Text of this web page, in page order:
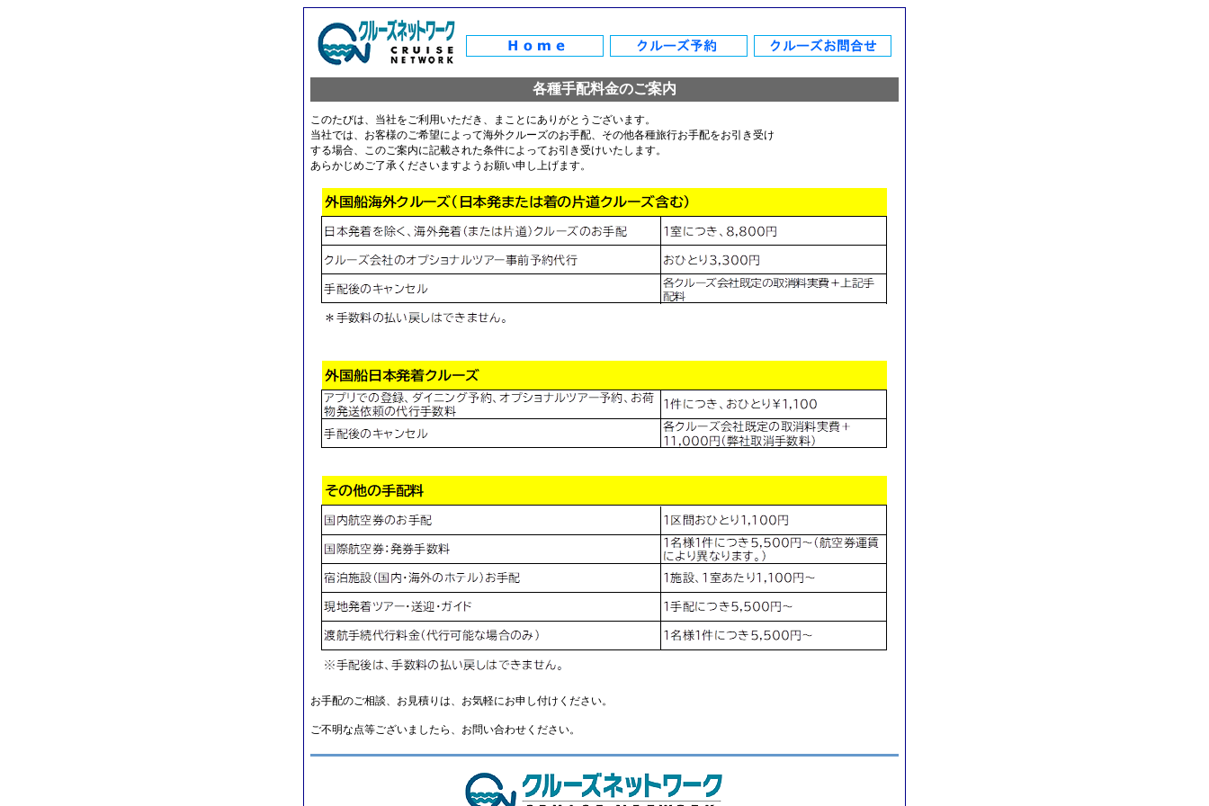
各種手配料金のご案内
このたびは、当社をご利用いただき、まことにありがとうございます。
当社では、お客様のご希望によって海外クルーズのお手配、その他各種旅行お手配をお引き受け
する場合、このご案内に記載された条件によってお引き受けいたします。
あらかじめご了承くださいますようお願い申し上げます。
お手配のご相談、お見積りは、お気軽にお申し付けください。
ご不明な点等ございましたら、お問い合わせください。